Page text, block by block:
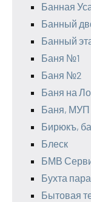
Банная
Банный
Банный
Баня №1
Баня №2
Баня на
Баня, МУП
Бирюкъ,
Блеск
БМВ
Бухта
Бытовая